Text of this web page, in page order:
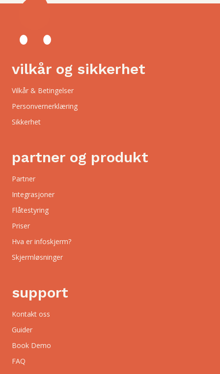
vilkår og sikkerhet
Vilkår & Betingelser
Personvernerklæring
Sikkerhet
partner og produkt
Partner
Integrasjoner
Flåtestyring
Priser
Hva er infoskjerm?
Skjermløsninger
support
Kontakt oss
Guider
Book Demo
FAQ